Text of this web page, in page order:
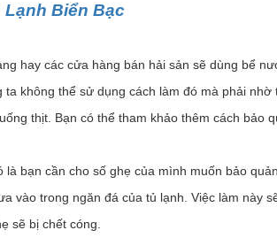
Biển Bạc
hay các cửa hàng bán hải sản sẽ dùng bể
không thể sử dụng cách làm đó mà phải nhờ
thịt. Bạn có thể tham khảo thêm cách bảo
bạn cần cho số ghẹ của mình muốn bảo
vào trong ngăn đá của tủ lạnh. Việc làm này
sẽ bị chết cóng.